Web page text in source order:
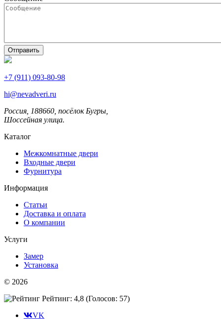
+7 (911) 093-80-98
hi@nevadveri.ru
Россия, 188660, посёлок Бугры,
Шоссейная улица.
Каталог
Межкомнатные двери
Входные двери
Фурнитура
Информация
Статьи
Доставка и оплата
О компании
Услуги
Замер
Установка
© 2026
Рейтинг: 4,8 (Голосов: 57)
VK